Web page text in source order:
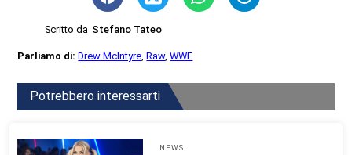
Scritto da Stefano Tateo
Parliamo di:Drew McIntyre,Raw,WWE
Potrebbero interessarti
NEWS